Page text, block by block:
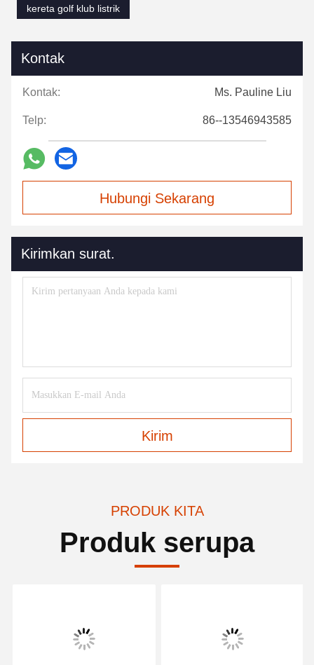
kereta golf klub listrik
Kontak
Kontak: Ms. Pauline Liu
Telp: 86--13546943585
Hubungi Sekarang
Kirimkan surat.
Kirim
PRODUK KITA
Produk serupa